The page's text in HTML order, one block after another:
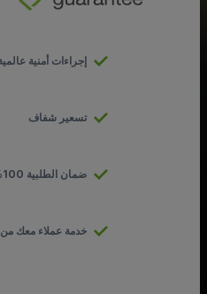
إجراءات أمنية
تسعير شفاف
ضمان الطلبية 100%
خدمة عملاء معك من